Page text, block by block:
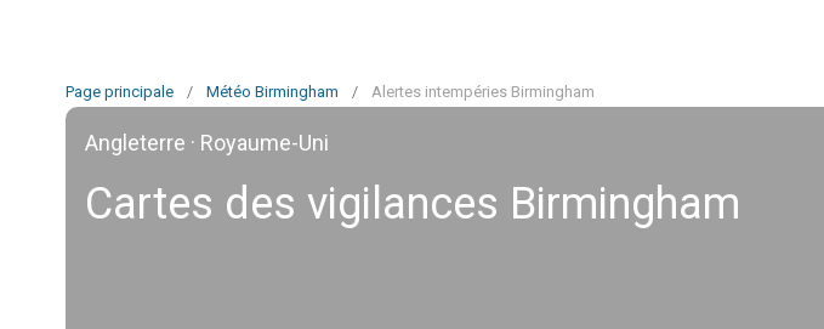
Page principale / Météo Birmingham / Alertes intempéries Birmingham
Angleterre · Royaume-Uni
Cartes des vigilances Birmingham